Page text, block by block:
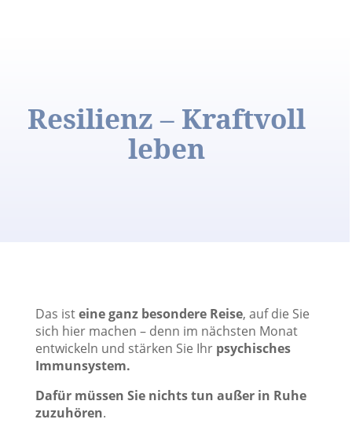
Resilienz – Kraftvoll
leben
Das isteine ganz besondere Reise, auf die Sie
sich hier machen – denn im nächsten Monat
entwickeln und stärken Sie Ihr psychisches
Immunsystem.
Dafür müssen Sie nichts tun außer in Ruhe
zuzuhören.